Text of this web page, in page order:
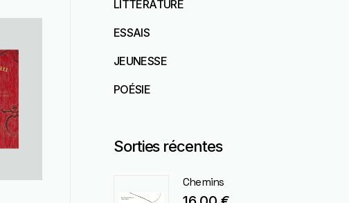
LITTÉRATURE
ESSAIS
JEUNESSE
POÉSIE
Sorties récentes
Chemins